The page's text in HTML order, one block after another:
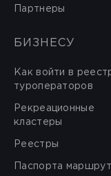
Партнеры
БИЗНЕСУ
Как войти в
туроператоров
Рекреационные
кластеры
Реестры
Паспорта